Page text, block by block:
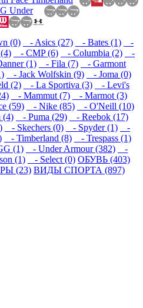
Under
(0) - Asics (27) - Bates (1)
-
- CMP (6) - Columbia (2)
-
(1) - Fila (7)
- Garmont
- Jack Wolfskin (9)
- Joma (0)
(2) - La Sportiva (3)
- Levi's
- Mammut (7)
- Marmot (3)
(59) - Nike (85)
- O'Neill (10)
(4) - Puma (29)
- Reebok (17)
- Skechers (0) - Spyder (1)
-
- Timberland (8)
- Trespass (1)
(1) - Under Armour (382)
-
(1) - Select (0) ОБУВЬ (403)
(23) ВИДЫ СПОРТА (897)